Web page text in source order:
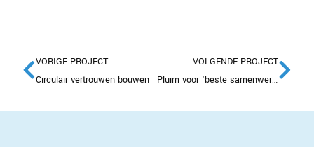
VORIGE PROJECT
Circulair vertrouwen bouwen
VOLGENDE PROJECT
Pluim voor ‘beste samenwerking’!